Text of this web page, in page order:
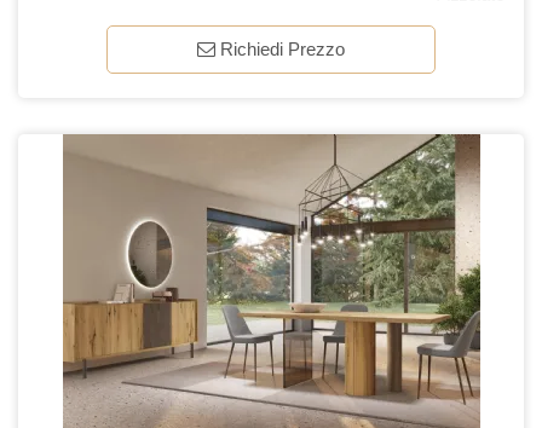
Richiedi Prezzo